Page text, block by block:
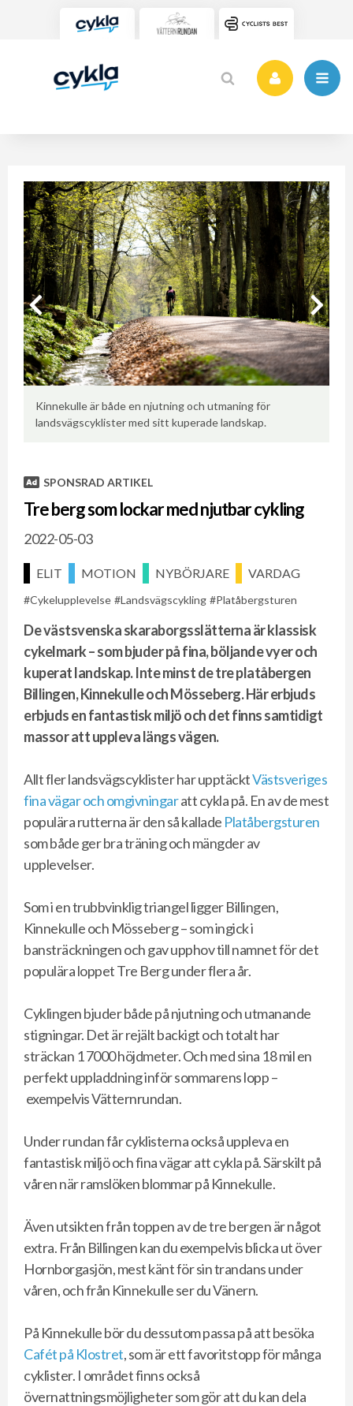
Kinnekulle är både en njutning och utmaning för
landsvägscyklister med sitt kuperade landskap.
SPONSRAD ARTIKEL
Tre berg som lockar med njutbar cykling
2022-05-03
ELIT MOTION NYBÖRJARE VARDAG
Cykelupplevelse Landsvägscykling Platåbergsturen
De västsvenska skaraborgsslätternaär klassisk
cykelmark – som bjuder på fina, böljande vyer och
kuperat landskap. Inte minst de tre platåbergen
Billingen, Kinnekulle och Mösseberg. Här erbjuds
erbjuds en fantastisk miljö och det finns samtidigt
massor att uppleva längs vägen.
Allt fler landsvägscyklister har upptäcktVästsveriges
fina vägar och omgivningaratt cykla på. En av de mest
populära rutterna är den så kallade Platåbergsturen
som både ger bra träning och mängder av
upplevelser.
Som i en trubbvinklig triangel ligger Billingen,
Kinnekulle och Mösseberg – som ingick i
bansträckningen och gav upphov till namnet för det
populära loppet Tre Berg under flera år.
Cyklingen bjuder både på njutning och utmanande
stigningar. Det är rejält backigt och totalt har
sträckan 1 7000 höjdmeter. Och med sina 18 mil en
perfekt uppladdning inför sommarens lopp –
exempelvis Vätternrundan.
Under rundan får cyklisterna också uppleva en
fantastisk miljö och fina vägar att cykla på. Särskilt på
våren när ramslöken blommar på Kinnekulle.
Även utsikten från toppen av de tre bergen är något
extra. Från Billingen kan du exempelvis blicka ut över
Hornborgasjön, mest känt för sin trandans under
våren, och från Kinnekulle ser du Vänern.
På Kinnekulle bör du dessutom passa på att besöka
Cafét på Klostret, som är ett favoritstopp för många
cyklister. I området finns också
övernattningsmöjligheter som gör att du kan dela